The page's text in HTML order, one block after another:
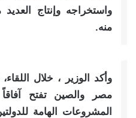
واستخراجه وإنتاج
منه.
وأكد الوزير ، خلال
مصر والصين تفتح
المشروعات الهامة